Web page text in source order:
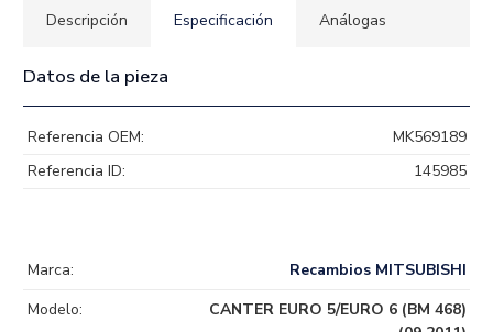
Descripción Especificación Análogas
Datos de la pieza
Referencia OEM:
MK569189
Referencia ID:
145985
Marca:
Recambios MITSUBISHI
Modelo:
CANTER EURO 5/EURO 6 (BM 468)